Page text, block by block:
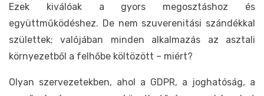
Ezek kiválóak a gyors megosztáshoz és
együttműködéshez. De nem szuverenitási szándékkal
születtek; valójában minden alkalmazás az asztali
környezetből a felhőbe költözött – miért?
Olyan szervezetekben, ahol a GDPR, a joghatóság, a